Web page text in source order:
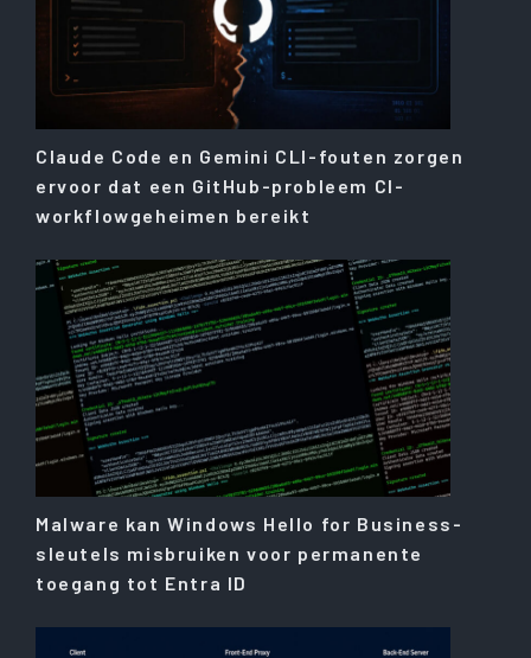
Claude Code en Gemini CLI-fouten zorgen
ervoor dat een GitHub-probleem CI-
workflowgeheimen bereikt
Malware kan Windows Hello for Business-
sleutels misbruiken voor permanente
toegang tot Entra ID